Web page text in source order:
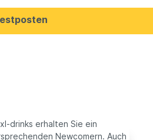
drinks erhalten Sie ein
Newcomern. Auch